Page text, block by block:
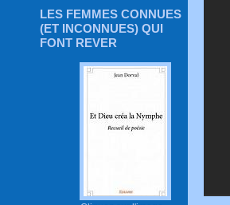
LES FEMMES CONNUES
(ET INCONNUES) QUI
FONT REVER